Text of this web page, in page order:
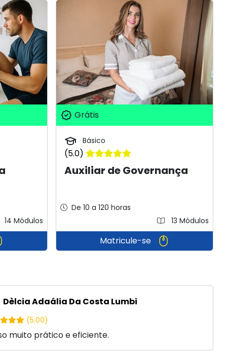
14 Módulos
Grátis
Básico
(5.0)
Auxiliar de Governança
De 10 a 120 horas
13 Módulos
Matricule-se
Dèlcia Adaália Da Costa Lumbi
(5.00)
muito prático e eficiente.